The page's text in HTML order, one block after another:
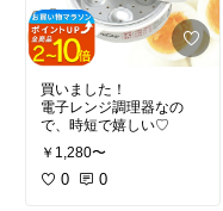
買いました！
電子レンジ調理器なの
で、時短で嬉しい♡
￥1,280〜
0 0